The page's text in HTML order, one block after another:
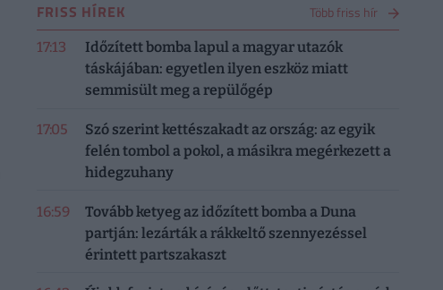
FRISS HÍREK Több friss hír
17:13
Időzített bomba lapul a magyar utazók
táskájában: egyetlen ilyen eszköz miatt
semmisült meg a repülőgép
17:05
Szó szerint kettészakadt az ország: az egyik
felén tombol a pokol, a másikra megérkezett a
hidegzuhany
16:59
Tovább ketyeg az időzített bomba a Duna
partján: lezárták a rákkeltő szennyezéssel
érintett partszakaszt